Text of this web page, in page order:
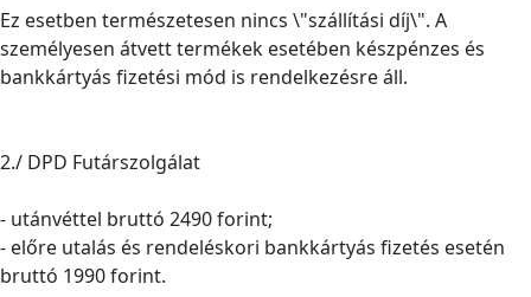
Ez esetben természetesen nincs \"szállítási díj\". A
személyesen átvett termékek esetében készpénzes és
bankkártyás fizetési mód is rendelkezésre áll.
2./ DPD Futárszolgálat
- utánvéttel bruttó 2490 forint;
- előre utalás és rendeléskori bankkártyás fizetés esetén
bruttó 1990 forint.